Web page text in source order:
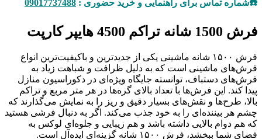
☎️شماره تماس برای راهنمایی و خرید حضوری : 09017737488
فرش 1500 شانه تراکم 4500 هایپر کارپت
فرش ۱۵۰۰ شانه ماشینی یکی از جدیدترین و باکیفیت‌ترین انواع
فرش‌های ماشینی است که به دلیل ظرافت و شباهت زیاد به
فرش‌های دستباف، توانسته جایگاه ویژه‌ای در دکوراسیون منازل
پیدا کند. این فرش‌ها با تعداد بالای گره‌ها در هر متر مربع و تراکم
بالا، طرح‌ها و نقش‌های بسیار دقیق و ریز را به نمایش می‌گذارند که
چشم هر بیننده‌ای را به خود جذب می‌کند. اگر به دنبال فرشی هستید
که هم دوام بالایی داشته باشد و هم زیبایی و جلوه‌ای لوکس به
فضای شما ببخشد، فرش ۱۵۰۰ شانه گزینه‌ای ایده‌آل است.